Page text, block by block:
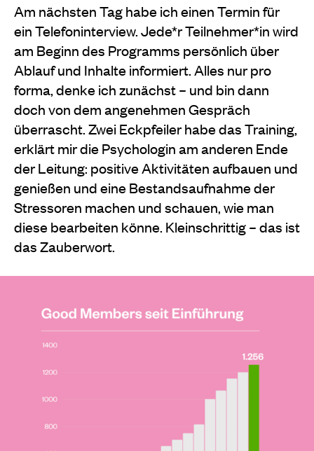
Am nächsten Tag habe ich einen Termin für
ein Telefoninterview. Jede*r Teilnehmer*in wird
am Beginn des Programms persönlich über
Ablauf und Inhalte informiert. Alles nur pro
forma, denke ich zunächst – und bin dann
doch von dem angenehmen Gespräch
überrascht. Zwei Eckpfeiler habe das Training,
erklärt mir die Psychologin am anderen Ende
der Leitung: positive Aktivitäten aufbauen und
genießen und eine Bestandsaufnahme der
Stressoren machen und schauen, wie man
diese bearbeiten könne. Kleinschrittig – das ist
das Zauberwort.